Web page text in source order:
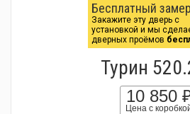
Бесплатный
Закажите эту дверь с
установкой и мы
дверных проёмов
Турин
10 850
Цена с